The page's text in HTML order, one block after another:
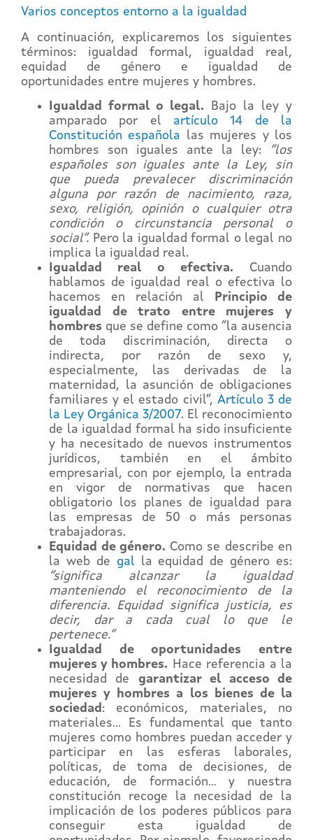
Varios conceptos entorno a la igualdad
A continuación, explicaremos los siguientes
términos: igualdad formal, igualdad real,
equidad de género e igualdad de
oportunidades entre mujeres y hombres.
Igualdad formal o legal. Bajo la ley y
amparado por el artículo 14 de la
Constitución española las mujeres y los
hombres son iguales ante la ley:
“los
españoles son iguales ante la Ley, sin
que pueda prevalecer discriminación
alguna por razón de nacimiento, raza,
sexo, religión, opinión o cualquier otra
condición o circunstancia personal o
social”. Pero la igualdad formal o legal no
implica la igualdad real.
Igualdad real o efectiva. Cuando
hablamos de igualdad real o efectiva lo
hacemos en relación al
Principio de
igualdad de trato entre mujeres y
hombres que se define como “la ausencia
de toda discriminación, directa o
indirecta, por razón de sexo y,
especialmente, las derivadas de la
maternidad, la asunción de obligaciones
familiares y el estado civil”, Artículo 3 de
la Ley Orgánica 3/2007. El reconocimiento
de la igualdad formal ha sido insuficiente
y ha necesitado de nuevos instrumentos
jurídicos, también en el ámbito
empresarial, con por ejemplo, la entrada
en vigor de normativas que hacen
obligatorio los planes de igualdad para
las empresas de 50 o más personas
trabajadoras.
Equidad de género. Como se describe en
la web de gal la equidad de género es:
“significa alcanzar la igualdad
manteniendo el reconocimiento de la
diferencia. Equidad significa justicia, es
decir, dar a cada cual lo que le
pertenece.”
Igualdad de oportunidades entre
mujeres y hombres. Hace referencia a la
necesidad de garantizar el acceso de
mujeres y hombres a los bienes de la
sociedad : económicos, materiales, no
materiales… Es fundamental que tanto
mujeres como hombres puedan acceder y
participar en las esferas laborales,
políticas, de toma de decisiones, de
educación, de formación… y nuestra
constitución recoge la necesidad de la
implicación de los poderes públicos para
conseguir esta igualdad de